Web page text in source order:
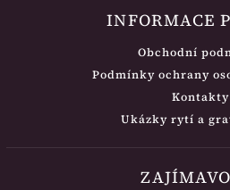
INFORMACE
Obchodní
Podmínky ochrany
Kontakty
Ukázky rytí a